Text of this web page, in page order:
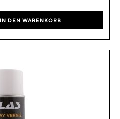
IN DEN WARENKORB